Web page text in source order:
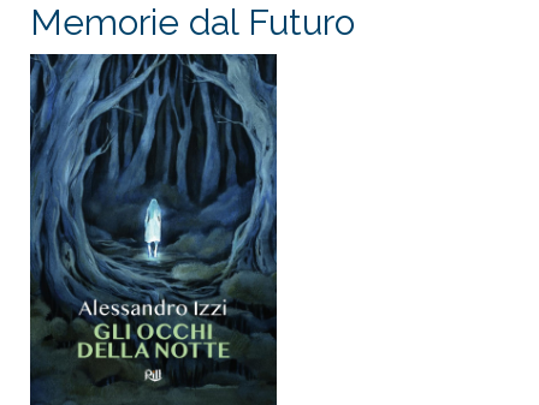
Memorie dal Futuro